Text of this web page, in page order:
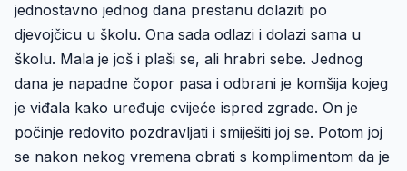
jednostavno jednog dana prestanu dolaziti po
djevojčicu u školu. Ona sada odlazi i dolazi sama u
školu. Mala je još i plaši se, ali hrabri sebe. Jednog
dana je napadne čopor pasa i odbrani je komšija kojeg
je viđala kako uređuje cvijeće ispred zgrade. On je
počinje redovito pozdravljati i smiješiti joj se. Potom joj
se nakon nekog vremena obrati s komplimentom da je